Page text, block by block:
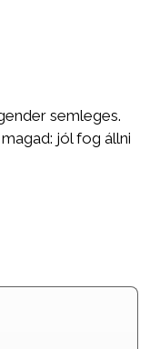
semleges.
jól fog állni